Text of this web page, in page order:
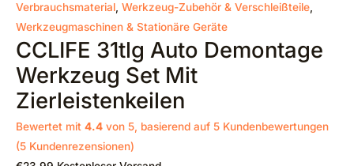
Verbrauchsmaterial Werkzeug-Zubehör & Verschleißteile
Werkzeugmaschinen & Stationäre Geräte
CCLIFE 31tlg Auto Demontage
Werkzeug Set Mit
Zierleistenkeilen
Bewertet mit 4.4 von 5, basierend auf 5 Kundenbewertungen
(5 Kundenrezensionen)